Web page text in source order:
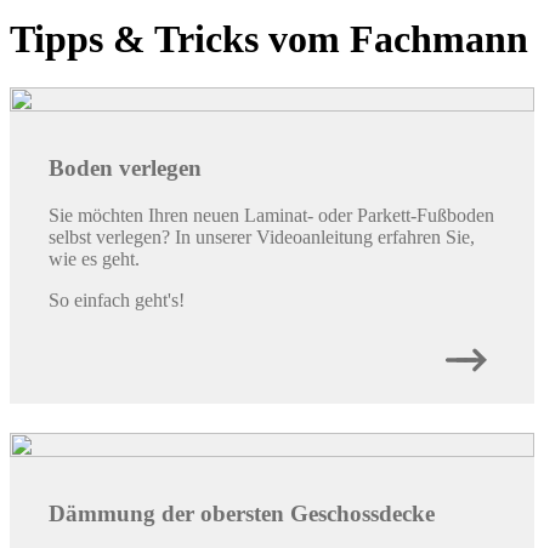
Tipps & Tricks vom Fachmann
Boden verlegen
Sie möchten Ihren neuen Laminat- oder Parkett-Fußboden
selbst verlegen? In unserer Videoanleitung erfahren Sie,
wie es geht.
So einfach geht's!
Dämmung der obersten Geschossdecke